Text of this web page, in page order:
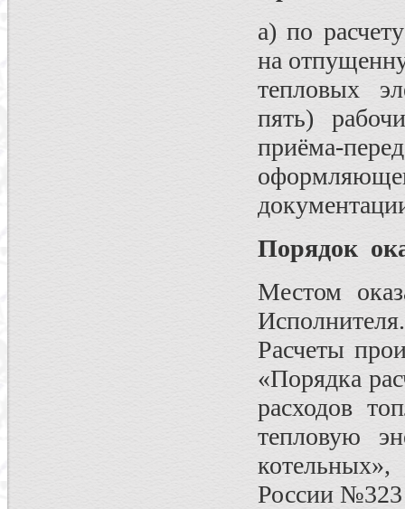
а) по
на
тепловых
пять)
приёма-
Порядок
Местом
Исполнителя.
Расчеты
«Порядка
расходов
тепловую
России №323